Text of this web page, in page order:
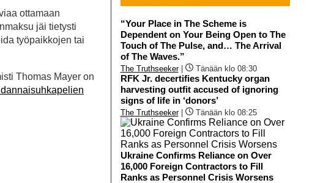
ottamaan
jäi tietysti
työpaikkojen tai
Thomas Mayer on
“Your Place in The Scheme is
Dependent on Your Being Open to The
Touch of The Pulse, and… The Arrival
of The Waves.”
The Truthseeker| Tänään klo 08:30
RFK Jr. decertifies Kentucky organ
harvesting outfit accused of ignoring
signs of life in ‘donors’
The Truthseeker| Tänään klo 08:25
Ukraine Confirms Reliance on Over
16,000 Foreign Contractors to Fill
Ranks as Personnel Crisis Worsens